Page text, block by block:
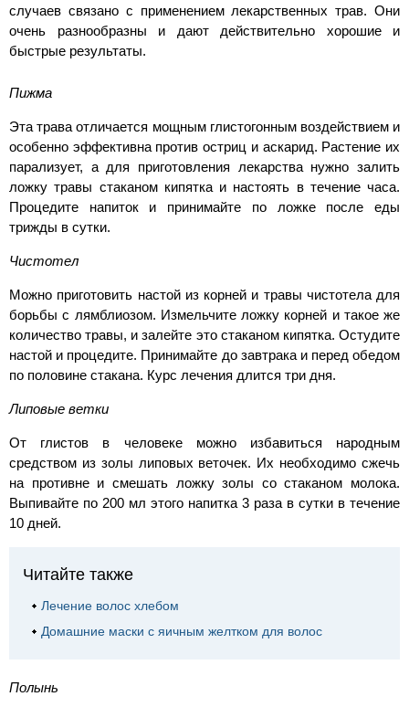
случаев связано с применением лекарственных трав. Они
очень разнообразны и дают действительно хорошие и
быстрые результаты.
Пижма
Эта трава отличается мощным глистогонным воздействием и
особенно эффективна против остриц и аскарид. Растение их
парализует, а для приготовления лекарства нужно залить
ложку травы стаканом кипятка и настоять в течение часа.
Процедите напиток и принимайте по ложке после еды
трижды в сутки.
Чистотел
Можно приготовить настой из корней и травы чистотела для
борьбы с лямблиозом. Измельчите ложку корней и такое же
количество травы, и залейте это стаканом кипятка. Остудите
настой и процедите. Принимайте до завтрака и перед обедом
по половине стакана. Курс лечения длится три дня.
Липовые ветки
От глистов в человеке можно избавиться народным
средством из золы липовых веточек. Их необходимо сжечь
на противне и смешать ложку золы со стаканом молока.
Выпивайте по 200 мл этого напитка 3 раза в сутки в течение
10 дней.
Читайте также
Лечение волос хлебом
Домашние маски с яичным желтком для волос
Полынь